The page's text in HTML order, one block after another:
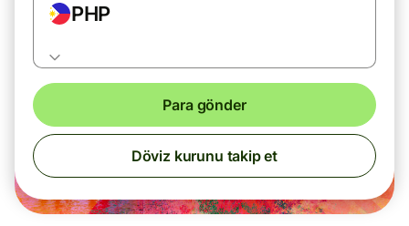
PHP
Para gönder
Döviz kurunu takip et